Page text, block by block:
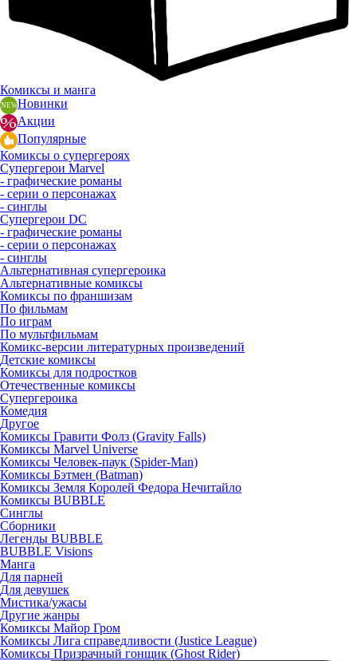
Комиксы и манга
Новинки
Акции
Популярные
Комиксы о супергероях
Супергерои Marvel
- графические романы
- серии о персонажах
- синглы
Супергерои DC
- графические романы
- серии о персонажах
- синглы
Альтернативная супергероика
Альтернативные комиксы
Комиксы по франшизам
По фильмам
По играм
По мультфильмам
Комикс-версии литературных произведений
Детские комиксы
Комиксы для подростков
Отечественные комиксы
Супергероика
Комедия
Другое
Комиксы Гравити Фолз (Gravity Falls)
Комиксы Marvel Universe
Комиксы Человек-паук (Spider-Man)
Комиксы Бэтмен (Batman)
Комиксы Земля Королей Федора Нечитайло
Комиксы BUBBLE
Синглы
Сборники
Легенды BUBBLE
BUBBLE Visions
Манга
Для парней
Для девушек
Мистика/ужасы
Другие жанры
Комиксы Майор Гром
Комиксы Лига справедливости (Justice League)
Комиксы Призрачный гонщик (Ghost Rider)